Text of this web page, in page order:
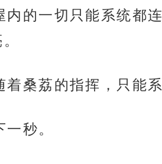
内的一切只能系统都
着桑荔的指挥，只能
一秒。